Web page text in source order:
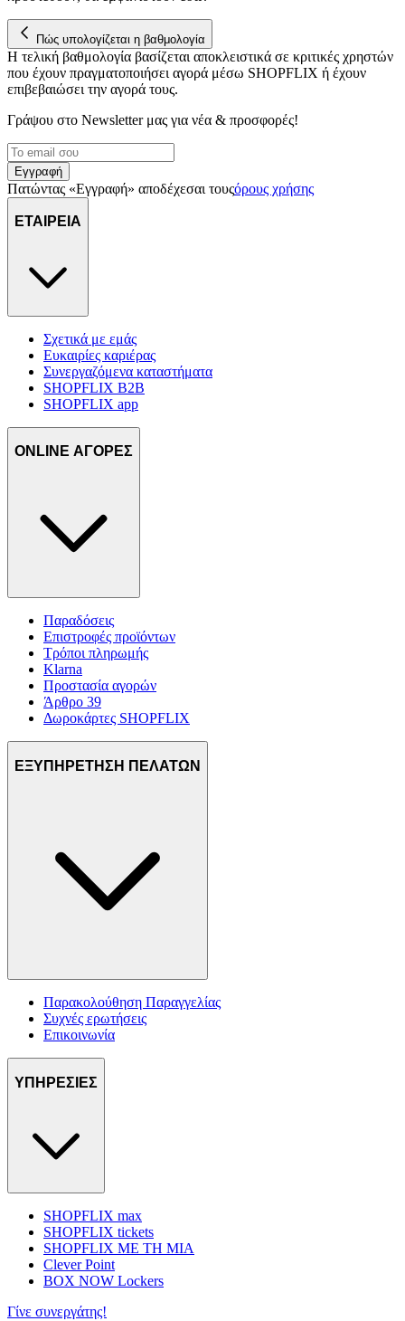
Πώς υπολογίζεται η βαθμολογία
Η τελική βαθμολογία βασίζεται αποκλειστικά σε κριτικές χρηστών
που έχουν πραγματοποιήσει αγορά μέσω SHOPFLIX ή έχουν
επιβεβαιώσει την αγορά τους.
Γράψου στο Νewsletter μας για νέα & προσφορές!
Εγγραφή
Πατώντας «Εγγραφή» αποδέχεσαι τουςόρους χρήσης
ΕΤΑΙΡΕΙΑ
Σχετικά με εμάς
Ευκαιρίες καριέρας
Συνεργαζόμενα καταστήματα
SHOPFLIX B2B
SHOPFLIX app
ONLINE ΑΓΟΡΕΣ
Παραδόσεις
Επιστροφές προϊόντων
Τρόποι πληρωμής
Klarna
Προστασία αγορών
Άρθρο 39
Δωροκάρτες SHOPFLIX
ΕΞΥΠΗΡΕΤΗΣΗ ΠΕΛΑΤΩΝ
Παρακολούθηση Παραγγελίας
Συχνές ερωτήσεις
Επικοινωνία
ΥΠΗΡΕΣΙΕΣ
SHOPFLIX max
SHOPFLIX tickets
SHOPFLIX ΜΕ ΤΗ ΜΙΑ
Clever Point
BOX NOW Lockers
Γίνε συνεργάτης!